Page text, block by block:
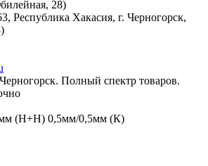
Республика Хакасия, г. Черногорск,
Полный спектр товаров.
(Н+Н) 0,5мм/0,5мм (К)